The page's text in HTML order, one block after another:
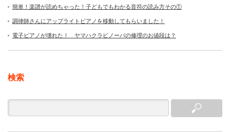
簡単！楽譜が読めちゃった！子どもでもわかる音符の読み方その①
調律師さんにアップライトピアノを移動してもらいました！
電子ピアノが壊れた！ ヤマハクラビノーバの修理のお値段は？
検索